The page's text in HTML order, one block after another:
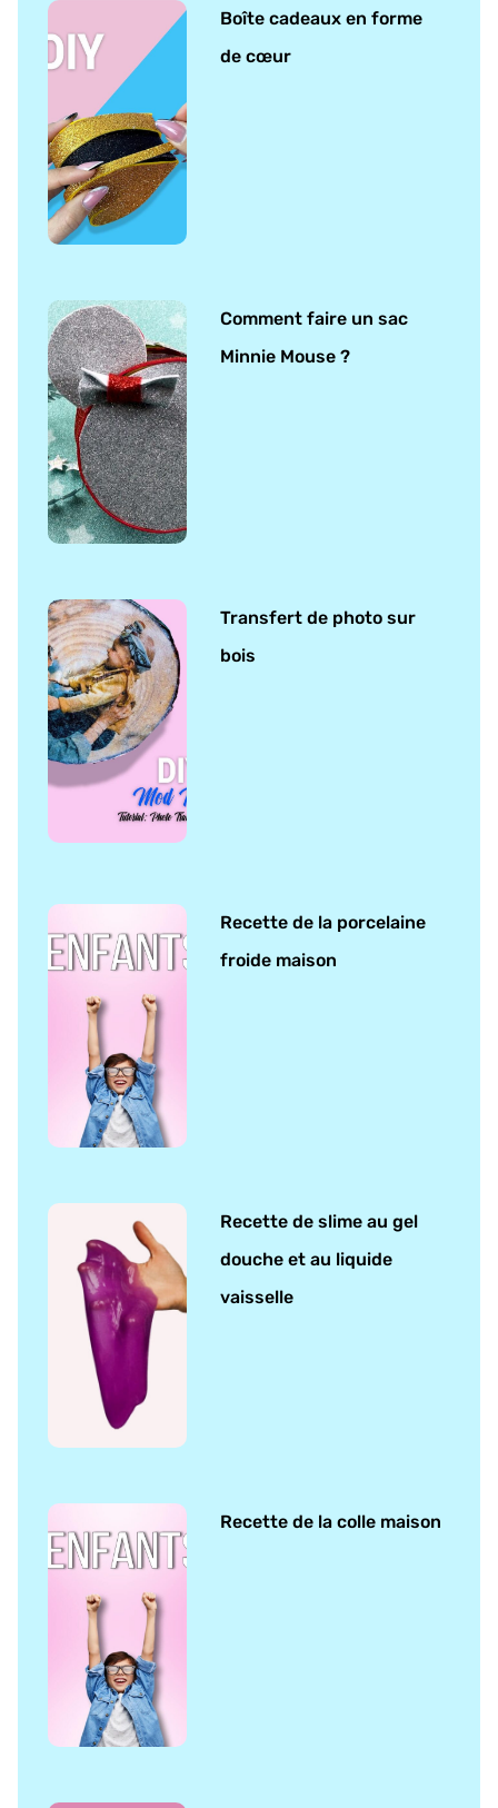
Boîte cadeaux en forme
de cœur
Comment faire un sac
Minnie Mouse ?
Transfert de photo sur
bois
Recette de la porcelaine
froide maison
Recette de slime au gel
douche et au liquide
vaisselle
Recette de la colle maison